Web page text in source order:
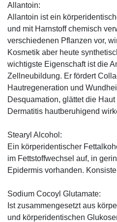
Allantoin:
Allantoin ist ein
und mit Harnstoff chemisch
verschiedenen Pflanzen vor,
Kosmetik aber heute
wichtigste Eigenschaft ist die
Zellneubildung. Er fördert
Hautregeneration und
Desquamation, glättet die
Dermatitis hautberuhigend
Stearyl Alcohol:
Ein körperidentischer
im Fettstoffwechsel auf, in
Epidermis vorhanden.
Sodium Cocoyl Glutamate:
Ist zusammengesetzt aus
und körperidentischen